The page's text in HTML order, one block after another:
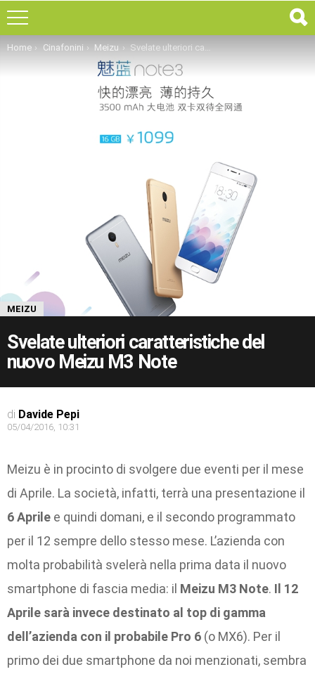
You are here:
Home Cinafonini Meizu Svelate ulteriori caratteristiche del nuovo Meizu M3 Note
MEIZU
Svelate ulteriori caratteristiche del
nuovo Meizu M3 Note
di Davide Pepi
05/04/2016, 10:31
Meizu è in procinto di svolgere due eventi per il mese
di Aprile. La società, infatti, terrà una presentazione il
6 Aprile e quindi domani, e il secondo programmato
per il 12 sempre dello stesso mese. L’azienda con
molta probabilità svelerà nella prima data il nuovo
smartphone di fascia media: il Meizu M3 Note. Il 12
Aprile sarà invece destinato al top di gamma
dell’azienda con il probabile Pro 6 (o MX6). Per il
primo dei due smartphone da noi menzionati, sembra